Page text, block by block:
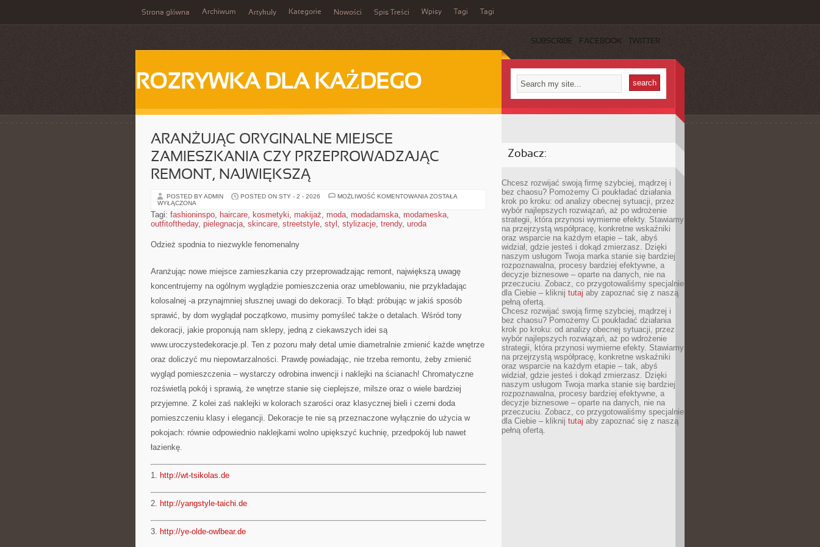
Strona główna Archiwum Artykuły Kategorie Nowości Spis Treści Wpisy Tagi Tagi
SUBSCRIBE FACEBOOK TWITTER
ROZRYWKA DLA KAŻDEGO
ARANŻUJĄC ORYGINALNE MIEJSCE
ZAMIESZKANIA CZY PRZEPROWADZAJĄC
REMONT, NAJWIĘKSZĄ
POSTED BY ADMIN POSTED ON STY - 2 - 2026 MOŻLIWOŚĆ KOMENTOWANIA ARANŻUJĄC
ZAMIESZKANIA
ZOSTAŁA
WYŁĄCZONA
Tagi: fashioninspo, haircare, kosmetyki, makijaż, moda, modadamska, modameska,
outfitoftheday, pielegnacja, skincare, streetstyle, styl , stylizacje, trendy, uroda
Odzież spodnia to niezwykle fenomenalny
Aranżując nowe miejsce zamieszkania czy przeprowadzając remont, największą uwagę
koncentrujemy na ogólnym wyglądzie pomieszczenia oraz umeblowaniu, nie przykładając
kolosalnej -a przynajmniej słusznej uwagi do dekoracji. To błąd: próbując w jakiś sposób
sprawić, by dom wyglądał początkowo, musimy pomyśleć także o detalach. Wśród tony
dekoracji, jakie proponują nam sklepy, jedną z ciekawszych idei są
www.uroczystedekoracje.pl. Ten z pozoru mały detal umie diametralnie zmienić każde wnętrze
oraz doliczyć mu niepowtarzalności. Prawdę powiadając, nie trzeba remontu, żeby zmienić
wygląd pomieszczenia – wystarczy odrobina inwencji i naklejki na ścianach! Chromatyczne
rozświetlą pokój i sprawią, że wnętrze stanie się cieplejsze, milsze oraz o wiele bardziej
przyjemne. Z kolei zaś naklejki w kolorach szarości oraz klasycznej bieli i czerni doda
pomieszczeniu klasy i elegancji. Dekoracje te nie są przeznaczone wyłącznie do użycia w
pokojach: równie odpowiednio naklejkami wolno upiększyć kuchnię, przedpokój lub nawet
łazienkę.
1. http://wt-tsikolas.de
2. http://yangstyle-taichi.de
3. http://ye-olde-owlbear.de
Zobacz:
Chcesz rozwijać swoją firmę szybciej, mądrzej i
bez chaosu? Pomożemy Ci poukładać działania
krok po kroku: od analizy obecnej sytuacji, przez
wybór najlepszych rozwiązań, aż po wdrożenie
strategii, która przynosi wymierne efekty. Stawiamy
na przejrzystą współpracę, konkretne wskaźniki
oraz wsparcie na każdym etapie – tak, abyś
widział, gdzie jesteś i dokąd zmierzasz. Dzięki
naszym usługom Twoja marka stanie się bardziej
rozpoznawalna, procesy bardziej efektywne, a
decyzje biznesowe – oparte na danych, nie na
przeczuciu. Zobacz, co przygotowaliśmy specjalnie
dla Ciebie – kliknij tutaj aby zapoznać się z naszą
pełną ofertą.
Chcesz rozwijać swoją firmę szybciej, mądrzej i
bez chaosu? Pomożemy Ci poukładać działania
krok po kroku: od analizy obecnej sytuacji, przez
wybór najlepszych rozwiązań, aż po wdrożenie
strategii, która przynosi wymierne efekty. Stawiamy
na przejrzystą współpracę, konkretne wskaźniki
oraz wsparcie na każdym etapie – tak, abyś
widział, gdzie jesteś i dokąd zmierzasz. Dzięki
naszym usługom Twoja marka stanie się bardziej
rozpoznawalna, procesy bardziej efektywne, a
decyzje biznesowe – oparte na danych, nie na
przeczuciu. Zobacz, co przygotowaliśmy specjalnie
dla Ciebie – kliknij tutaj aby zapoznać się z naszą
pełną ofertą.